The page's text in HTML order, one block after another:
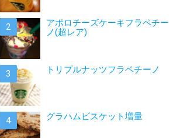
アポロチーズケーキフラペチー
ノ(超レア)
トリプルナッツフラペチーノ
グラハムビスケット増量